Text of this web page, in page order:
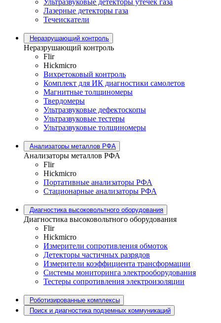
Ультразвуковые детекторы утечек газа
Лазерные детекторы газа
Течеискатели
Неразрушающий контроль
Неразрушающий контроль
Flir
Hickmicro
Вихретоковый контроль
Комплект для ИК диагностики самолетов
Магнитные толщиномеры
Твердомеры
Ультразвуковые дефектоскопы
Ультразвуковые тестеры
Ультразвуковые толщиномеры
Анализаторы металлов РФА
Анализаторы металлов РФА
Flir
Hickmicro
Портативные анализаторы РФА
Стационарные анализаторы РФА
Диагностика высоковольтного оборудования
Диагностика высоковольтного оборудования
Flir
Hickmicro
Измерители сопротивления обмоток
Детекторы частичных разрядов
Измерители коэффициента трансформации
Системы мониторинга электрооборудования
Тестеры сопротивления электроизоляции
Роботизированные комплексы
Поиск и диагностика подземных коммуникаций